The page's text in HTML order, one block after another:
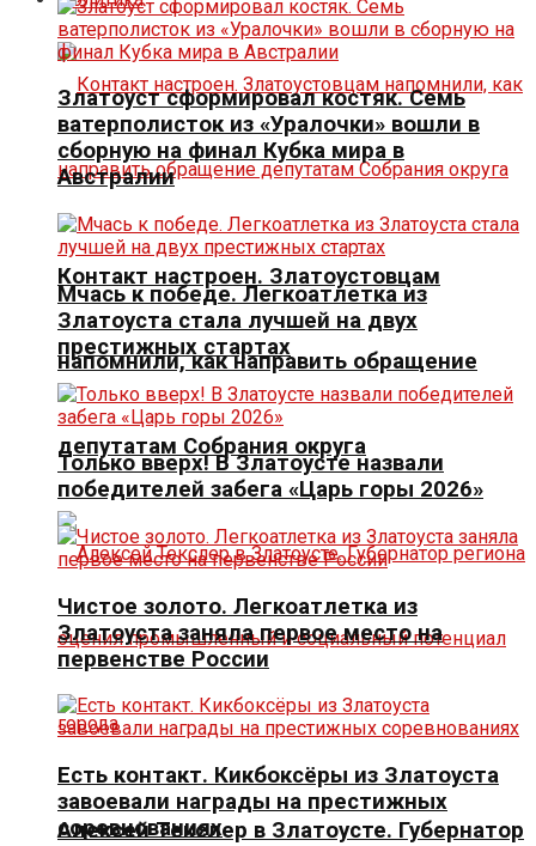
Контакт настроен. Златоустовцам
напомнили, как направить обращение
депутатам Собрания округа
Алексей Текслер в Златоусте. Губернатор
Златоуст сформировал костяк. Семь
ватерполисток из «Уралочки» вошли в
сборную на финал Кубка мира в
Австралии
Мчась к победе. Легкоатлетка из
Златоуста стала лучшей на двух
престижных стартах
Только вверх! В Златоусте назвали
победителей забега «Царь горы 2026»
Чистое золото. Легкоатлетка из
Златоуста заняла первое место на
первенстве России
Есть контакт. Кикбоксёры из Златоуста
завоевали награды на престижных
соревнованиях